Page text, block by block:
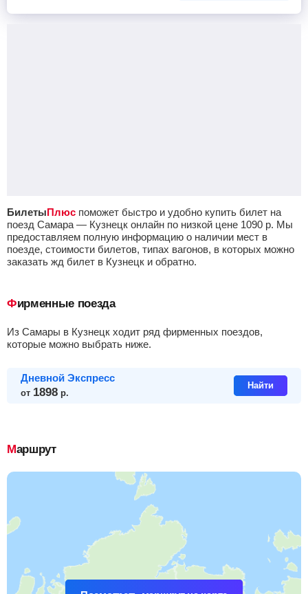
БилетыПлюс поможет быстро и удобно купить билет на
поезд Самара — Кузнецк онлайн по низкой цене 1090 р. Мы
предоставляем полную информацию о наличии мест в
поезде, стоимости билетов, типах вагонов, в которых можно
заказать жд билет в Кузнецк и обратно.
Фирменные поезда
из Самары в Кузнецк ходит ряд фирменных поездов,
которые можно выбрать ниже.
Дневной Экспресс
от 1898 р.
Найти
Маршрут